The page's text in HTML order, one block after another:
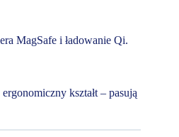
MagSafe i ładowanie Qi.
kształt – pasują